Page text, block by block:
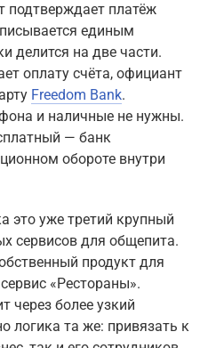
подтверждает платёж
единым
делится на две части.
оплату счёта, официант
Freedom Bank.
и наличные не нужны.
— банк
обороте внутри
это уже третий крупный
сервисов для общепита.
продукт для
«Рестораны».
через более узкий
логика та же: привязать к